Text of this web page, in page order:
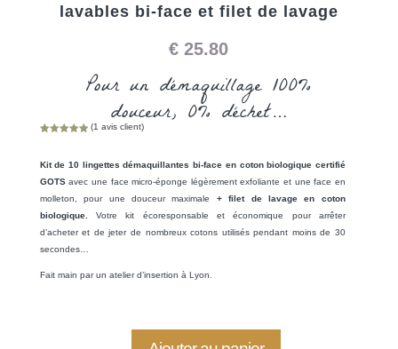
lavables bi-face et filet de lavage
€ 25.80
Pour un démaquillage 100%
douceur, 0% déchet…
notation
(1 avis client)
Kit de 10 lingettes démaquillantes bi-face en coton biologique certifié
GOTSavec une face micro-éponge légèrement exfoliante et une face en
molleton, pour une douceur maximale + filet de lavage en coton
biologique.
Votre kit écoresponsable et économique pour arrêter
d’acheter et de jeter de nombreux cotons utilisés pendant moins de 30
secondes…
Fait main par un atelier d’insertion à Lyon.